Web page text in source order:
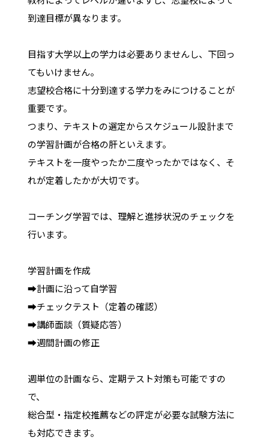
到達目標が異なります。
目指す大学以上の学力は必要ありませんし、下回っ
てもいけません。
志望校合格に十分到達する学力をみにつけることが
重要です。
つまり、テキストの選定からスケジュール設計まで
の学習計画が合格の肝といえます。
テキストを一度やったか二度やったかではなく、そ
れが定着したかが大切です。
コーチング学習では、理解と進捗状況のチェックを
行います。
学習計画を作成
➡計画に沿って自学習
➡チェックテスト（定着の確認）
➡講師面談（質疑応答）
➡週間計画の修正
週単位の計画なら、定期テスト対策も可能ですの
で、
総合型・指定校推薦などの評定が必要な試験方法に
も対応できます。